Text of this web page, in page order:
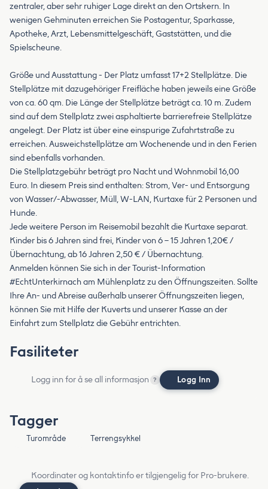
zentraler, aber sehr ruhiger Lage direkt an den Ortskern. In
wenigen Gehminuten erreichen Sie Postagentur, Sparkasse,
Apotheke, Arzt, Lebensmittelgeschäft, Gaststätten, und die
Spielscheune.
Größe und Ausstattung - Der Platz umfasst 17+2 Stellplätze. Die
Stellplätze mit dazugehöriger Freifläche haben jeweils eine Größe
von ca. 60 qm. Die Länge der Stellplätze beträgt ca. 10 m. Zudem
sind auf dem Stellplatz zwei asphaltierte barrierefreie Stellplätze
angelegt. Der Platz ist über eine einspurige Zufahrtstraße zu
erreichen. Ausweichstellplätze am Wochenende und in den Ferien
sind ebenfalls vorhanden.
Die Stellplatzgebühr beträgt pro Nacht und Wohnmobil 16,00
Euro. In diesem Preis sind enthalten: Strom, Ver- und Entsorgung
von Wasser/-Abwasser, Müll, W-LAN, Kurtaxe für 2 Personen und
Hunde.
Jede weitere Person im Reisemobil bezahlt die Kurtaxe separat.
Kinder bis 6 Jahren sind frei, Kinder von 6 – 15 Jahren 1,20€ /
Übernachtung, ab 16 Jahren 2,50 € / Übernachtung.
Anmelden können Sie sich in der Tourist-Information
#EchtUnterkirnach am Mühlenplatz zu den Öffnungszeiten. Sollte
Ihre An- und Abreise außerhalb unserer Öffnungszeiten liegen,
können Sie mit Hilfe der Kuverts und unserer Kasse an der
Einfahrt zum Stellplatz die Gebühr entrichten.
Fasiliteter
Logg inn for å se all informasjon ? Logg Inn
Tagger
Turområde Terrengsykkel
Koordinater og kontaktinfo er tilgjengelig for Pro-brukere.